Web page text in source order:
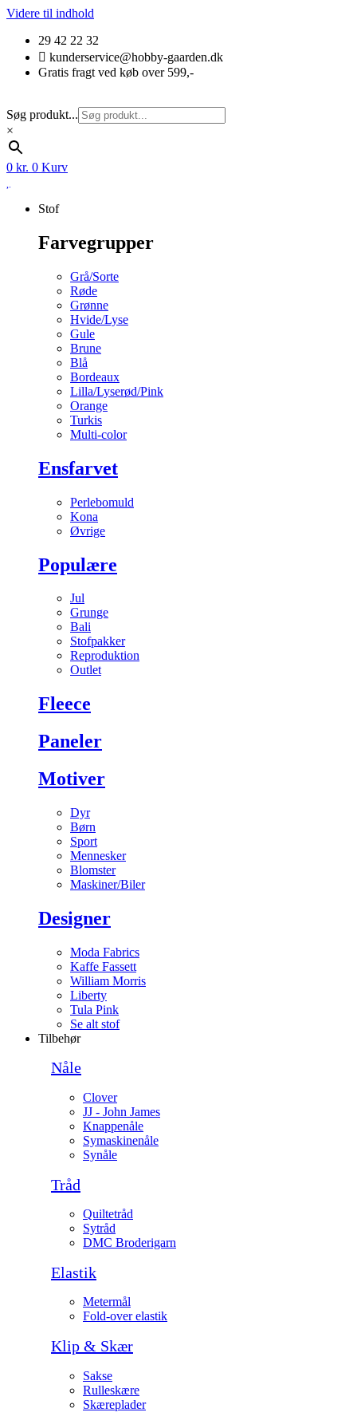
Videre til indhold
29 42 22 32
kunderservice@hobby-gaarden.dk
Gratis fragt ved køb over 599,-
Søg produkt...
×
0 kr. 0 Kurv
Stof
Farvegrupper
Grå/Sorte
Røde
Grønne
Hvide/Lyse
Gule
Brune
Blå
Bordeaux
Lilla/Lyserød/Pink
Orange
Turkis
Multi-color
Ensfarvet
Perlebomuld
Kona
Øvrige
Populære
Jul
Grunge
Bali
Stofpakker
Reproduktion
Outlet
Fleece
Paneler
Motiver
Dyr
Børn
Sport
Mennesker
Blomster
Maskiner/Biler
Designer
Moda Fabrics
Kaffe Fassett
William Morris
Liberty
Tula Pink
Se alt stof
Tilbehør
Nåle
Clover
JJ - John James
Knappenåle
Symaskinenåle
Synåle
Tråd
Quiltetråd
Sytråd
DMC Broderigarn
Elastik
Metermål
Fold-over elastik
Klip & Skær
Sakse
Rulleskære
Skæreplader